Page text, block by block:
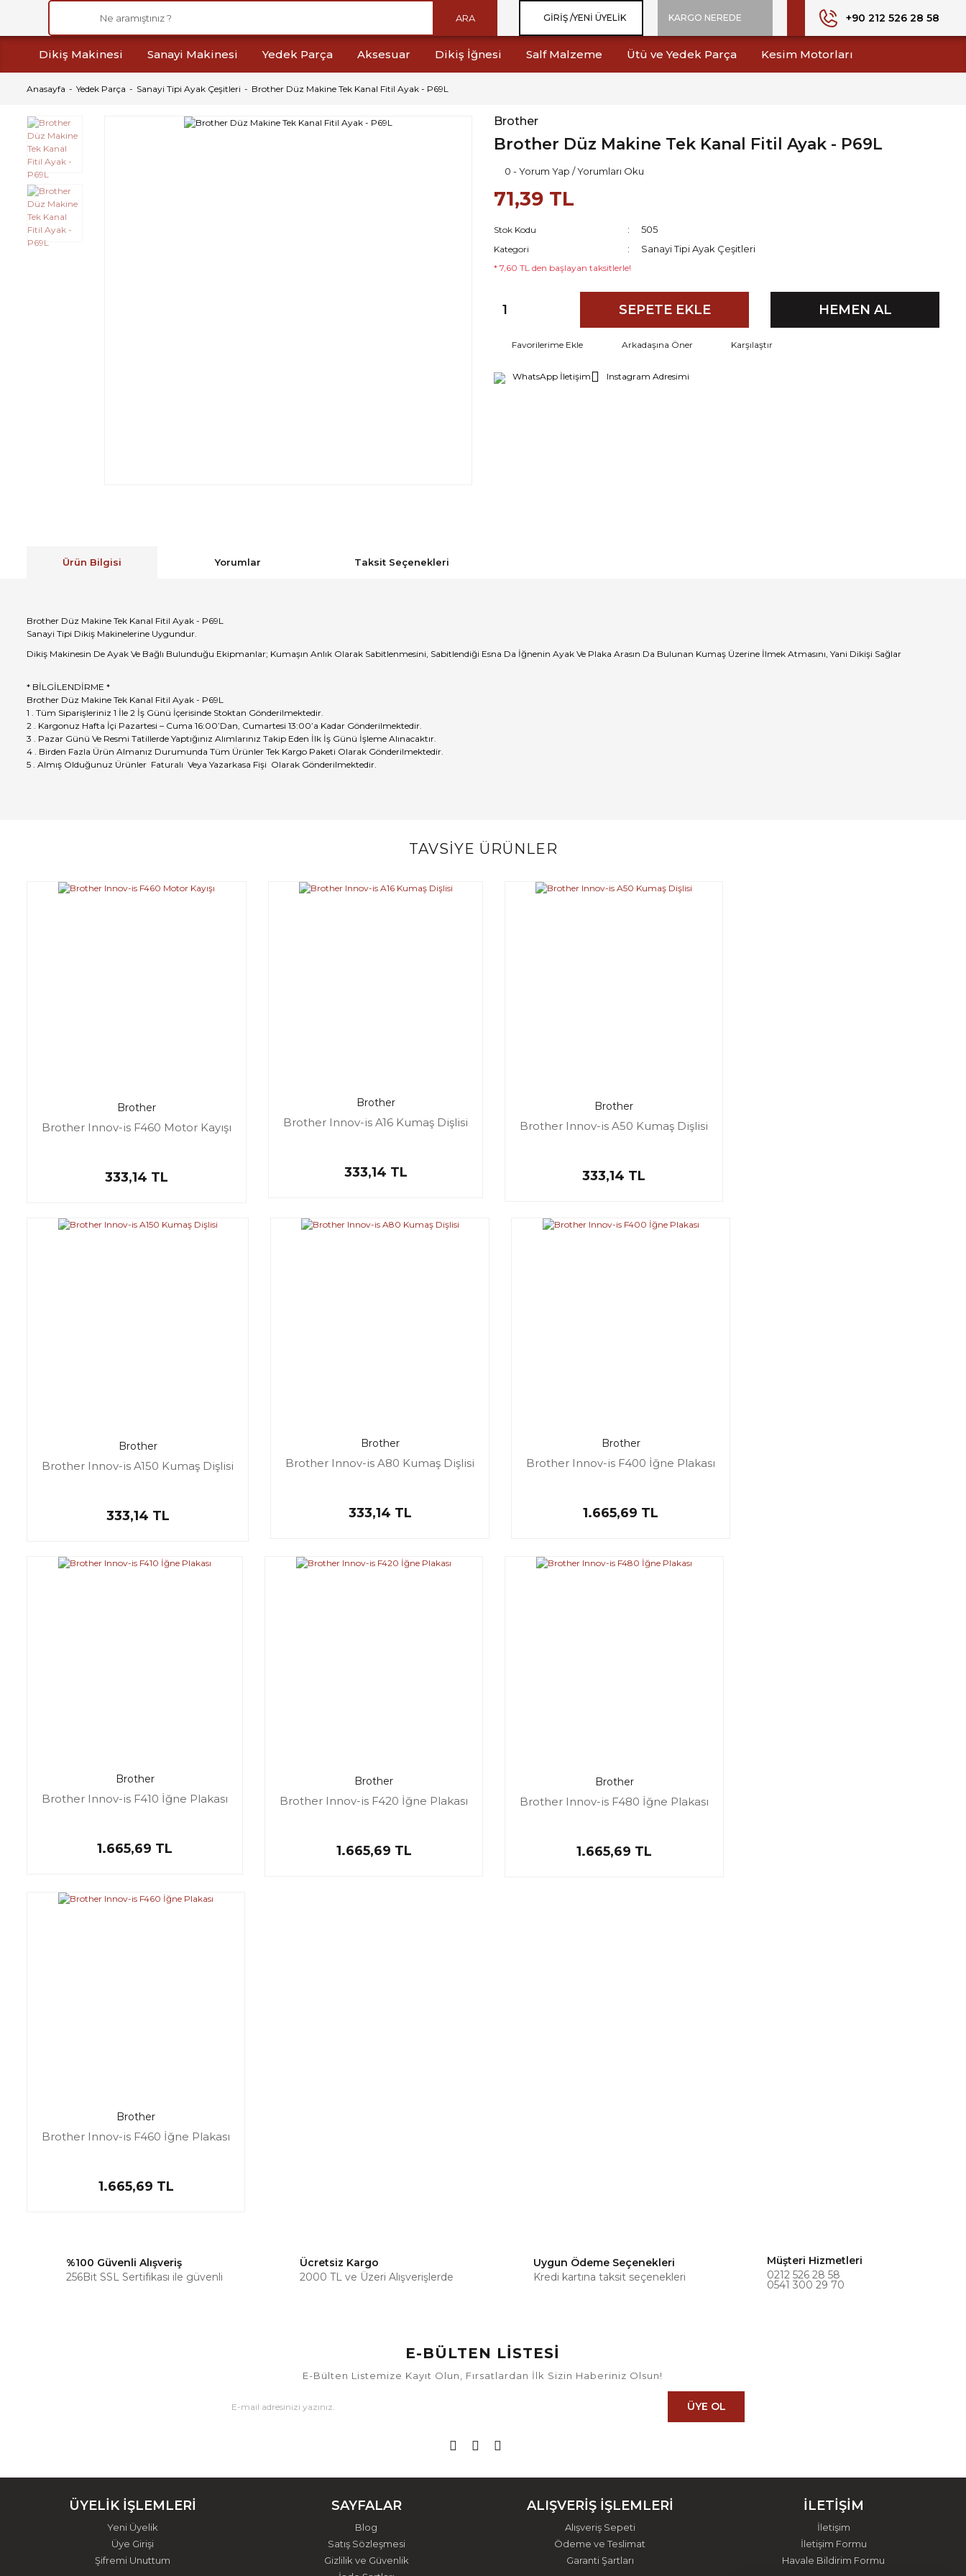
ARA GIRIŞ /YENI ÜYELIK KARGO NEREDE +90 212 526 28 58
Dikiş Makinesi Sanayi Makinesi Yedek Parça Aksesuar Dikiş İğnesi Salf Malzeme Ütü ve Yedek Parça Kesim Motorları
Anasayfa Yedek Parça Sanayi Tipi Ayak Çeşitleri Brother Düz Makine Tek Kanal Fitil Ayak - P69L
Brother
Brother Düz Makine Tek Kanal Fitil Ayak - P69L
0 - Yorum Yap / Yorumları Oku
71,39 TL
Stok Kodu 505
Kategori Sanayi Tipi Ayak Çeşitleri
* 7,60 TL den başlayan taksitlerle!
SEPETE EKLE HEMEN AL
Arkadaşına Öner Karşılaştır
WhatsApp İletişim Instagram Adresimi
Ürün Bilgisi Yorumlar Taksit Seçenekleri
Brother Düz Makine Tek Kanal Fitil Ayak - P69L
Sanayi Tipi Dikiş Makinelerine Uygundur.
Dikiş Makinesin De Ayak Ve Bağlı Bulunduğu Ekipmanlar; Kumaşın Anlık Olarak Sabitlenmesini, Sabitlendiği Esna Da İğnenin Ayak Ve Plaka Arasın Da Bulunan Kumaş Üzerine İlmek Atmasını, Yani Dikişi Sağlar
* BİLGİLENDİRME *
Brother Düz Makine Tek Kanal Fitil Ayak - P69L
1 . Tüm Siparişleriniz 1 İle 2 İş Günü İçerisinde Stoktan Gönderilmektedir.
2 . Kargonuz Hafta İçi Pazartesi – Cuma 16:00’Dan, Cumartesi 13:00’a Kadar Gönderilmektedir.
3 . Pazar Günü Ve Resmi Tatillerde Yaptığınız Alımlarınız Takip Eden İlk İş Günü İşleme Alınacaktır.
4 . Birden Fazla Ürün Almanız Durumunda Tüm Ürünler Tek Kargo Paketi Olarak Gönderilmektedir.
5 . Almış Olduğunuz Ürünler Faturalı Veya Yazarkasa Fişi Olarak Gönderilmektedir.
Bu ürüne ilk yorumu siz yapın!
TAVSİYE ÜRÜNLER
Brother
Brother Innov-is F460 Motor Kayışı
333,14 TL
Brother
Brother Innov-is A16 Kumaş Dişlisi
333,14 TL
Brother
Brother Innov-is A50 Kumaş Dişlisi
333,14 TL
Brother
Brother Innov-is A150 Kumaş Dişlisi
333,14 TL
Brother
Brother Innov-is A80 Kumaş Dişlisi
333,14 TL
Brother
Brother Innov-is F400 İğne Plakası
1.665,69 TL
Brother
Brother Innov-is F410 İğne Plakası
1.665,69 TL
Brother
Brother Innov-is F420 İğne Plakası
1.665,69 TL
Brother
Brother Innov-is F480 İğne Plakası
1.665,69 TL
Brother
Brother Innov-is F460 İğne Plakası
1.665,69 TL
%100 Güvenli Alışveriş
256Bit SSL Sertifikası ile güvenli
Ücretsiz Kargo
2000 TL ve Üzeri Alışverişlerde
Uygun Ödeme Seçenekleri
Kredi kartına taksit seçenekleri
Müşteri Hizmetleri
0212 526 28 58
0541 300 29 70
E-BÜLTEN LİSTESİ
E-Bülten Listemize Kayıt Olun, Fırsatlardan İlk Sizin Haberiniz Olsun!
ÜYE OL
ÜYELİK İŞLEMLERİ
Yeni Üyelik
Üye Girişi
Şifremi Unuttum
SAYFALAR
Blog
Satış Sözleşmesi
Gizlilik ve Güvenlik
ALIŞVERİŞ İŞLEMLERİ
Alışveriş Sepeti
Ödeme ve Teslimat
Garanti Şartları
İLETİŞİM
İletişim
İletişim Formu
Havale Bildirim Formu